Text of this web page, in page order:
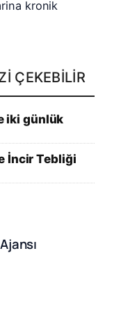
ÇEKEBILIR
iki günlük
İncir Tebliği